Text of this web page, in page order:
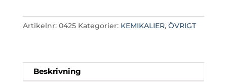
Artikelnr: 0425 Kategorier: KEMIKALIER, ÖVRIGT
Beskrivning